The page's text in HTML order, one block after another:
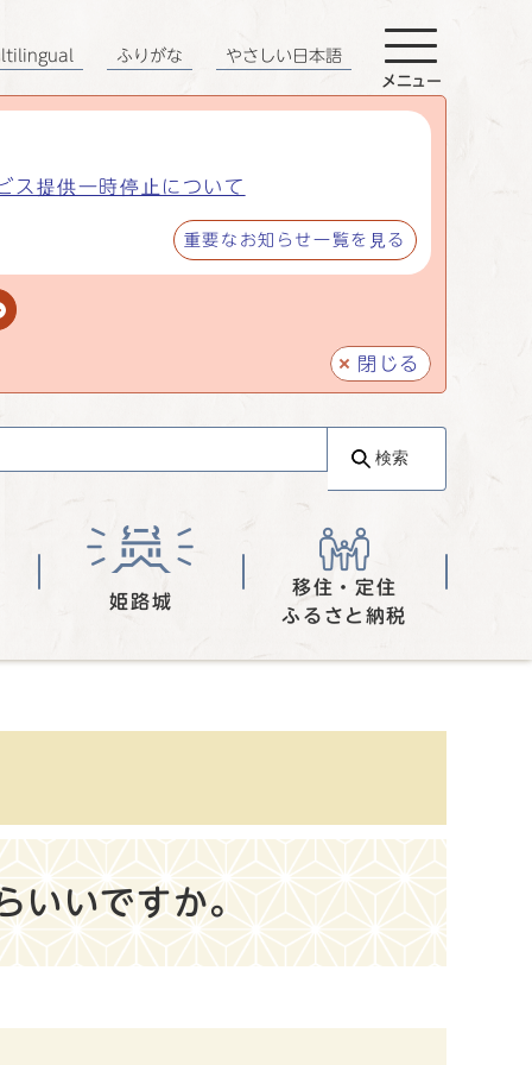
ス提供一時停止について
重要なお知らせ一覧を見る
閉じる
ふりがな やさしい日本語
メニュー
検索
姫路城
移住・定住
ふるさと納税
いいですか。